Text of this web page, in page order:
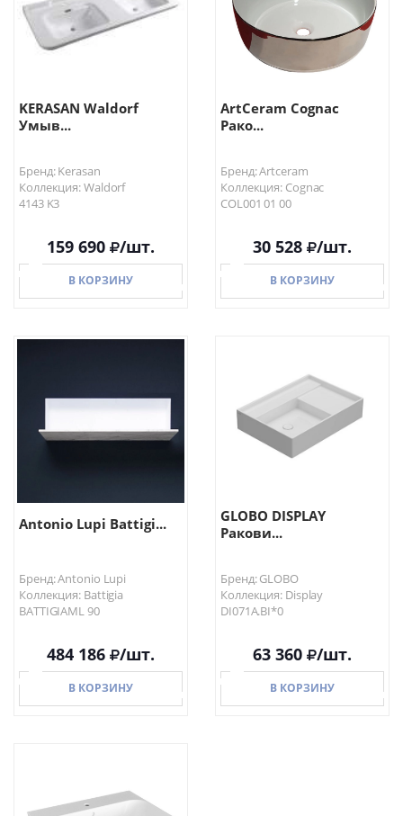
KERASAN Waldorf
Умыв...
Бренд: Kerasan
Коллекция: Waldorf
4143 K3
159 690 /шт.
В КОРЗИНУ
ArtCeram Cognac
Рако...
Бренд: Artceram
Коллекция: Cognac
COL001 01 00
30 528 /шт.
В КОРЗИНУ
В КОРЗИНУ
Antonio Lupi Battigi...
Бренд: Antonio Lupi
Коллекция: Battigia
BATTIGIAML 90
484 186 /шт.
В КОРЗИНУ
GLOBO DISPLAY
Ракови...
Бренд: GLOBO
Коллекция: Display
DI071A.BI*0
63 360 /шт.
В КОРЗИНУ